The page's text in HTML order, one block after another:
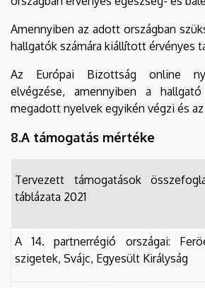
Amennyiben az adott országban
hallgatók számára kiállított érvényes
Az Európai Bizottság online
elvégzése, amennyiben a
megadott nyelvek egyikén végzi és
8.A támogatás mértéke
Tervezett támogatások
táblázata 2021
A 14. partnerrégió országai:
szigetek, Svájc, Egyesült Királyság